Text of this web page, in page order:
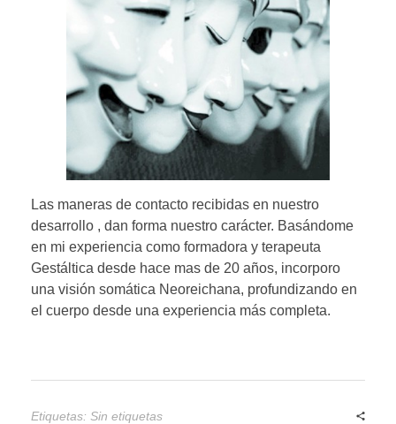
Las maneras de contacto recibidas en nuestro
desarrollo , dan forma nuestro carácter. Basándome
en mi experiencia como formadora y terapeuta
Gestáltica desde hace mas de 20 años, incorporo
una visión somática Neoreichana, profundizando en
el cuerpo desde una experiencia más completa.
Etiquetas: Sin etiquetas